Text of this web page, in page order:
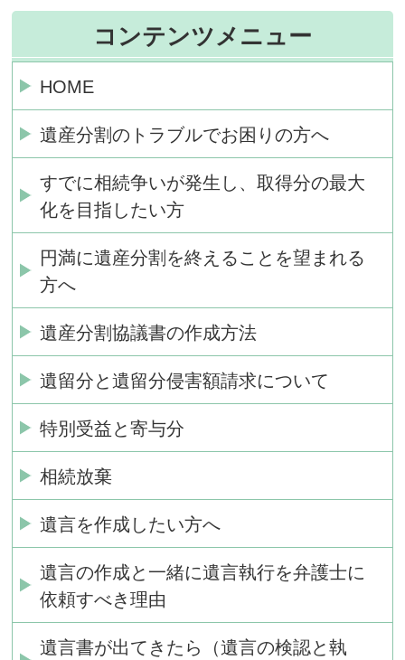
コンテンツメニュー
HOME
遺産分割のトラブルでお困りの方へ
すでに相続争いが発生し、取得分の最大
化を目指したい方
円満に遺産分割を終えることを望まれる
方へ
遺産分割協議書の作成方法
遺留分と遺留分侵害額請求について
特別受益と寄与分
相続放棄
遺言を作成したい方へ
遺言の作成と一緒に遺言執行を弁護士に
依頼すべき理由
遺言書が出てきたら（遺言の検認と執